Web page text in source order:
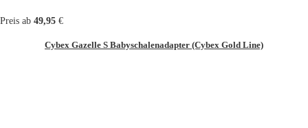
Preis ab 49,95 €
Cybex Gazelle S Babyschalenadapter (Cybex Gold Line)